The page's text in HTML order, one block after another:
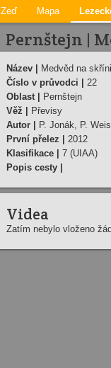
Zeď Mapa
Pernštejn |
Název |
Medvěd na
Číslo v průvodci |
22
Oblast |
Pernštejn
Věž |
Převisy
Autor |
P. Jonák, P.
První přelez |
2012
Klasifikace |
7 (UIAA)
Popis cesty |
Videa
Zatím nebylo vloženo